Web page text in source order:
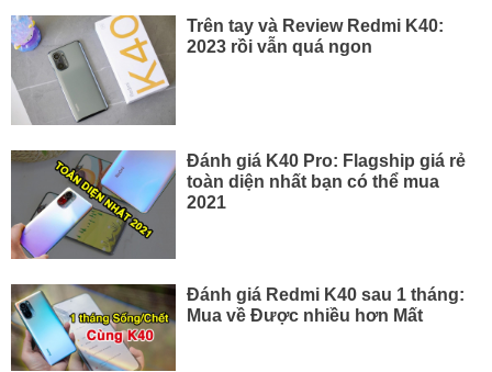
Trên tay và Review Redmi K40:
2023 rồi vẫn quá ngon
Đánh giá K40 Pro: Flagship giá rẻ
toàn diện nhất bạn có thể mua
2021
Đánh giá Redmi K40 sau 1 tháng:
Mua về Được nhiều hơn Mất